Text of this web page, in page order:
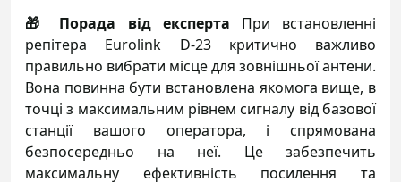
🎁 Порада від експерта При встановленні
репітера Eurolink D-23 критично важливо
правильно вибрати місце для зовнішньої антени.
Вона повинна бути встановлена якомога вище, в
точці з максимальним рівнем сигналу від базової
станції вашого оператора, і спрямована
безпосередньо на неї. Це забезпечить
максимальну ефективність посилення та